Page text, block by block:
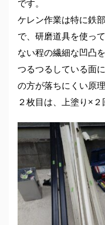
です。
ケレン作業は特に鉄
で、研磨道具を使っ
ない程の繊細な凹凸
つるつるしている面
の方が落ちにくい原理
２枚目は、上塗り×２